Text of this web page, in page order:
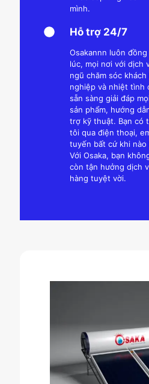
mình.
Hỗ trợ 24/7
Osakannn luôn
lúc, mọi nơi với dịch
ngũ chăm sóc
nghiệp và nhiệt tình
sẵn sàng giải đáp
sản phẩm, hướng
trợ kỹ thuật. Bạn có
tôi qua điện thoại,
tuyến bất cứ khi
Với Osaka, bạn
còn tận hưởng dịch
hàng tuyệt vời.